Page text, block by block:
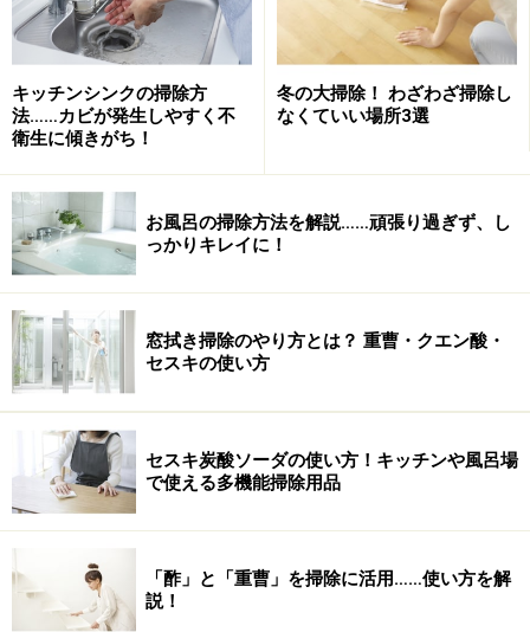
うものです。
インフルエンザウイルスなどよりもはるかにノロウイル
スは強力なので、ただの汚れ物だと思って何も考えずに
洗濯してしまうと、容易にウイルスが洗濯機の中で散っ
て洗濯物に付着して生き残り、家庭内感染の原因になっ
てしまいかねません。
なので、下洗いとしてウイルスを不活化させるためには
「次亜塩素酸ナトリウム」の薄め液に漬けるべきなの
は、既に有名なセオリーですが、そう分かっていても服
が色落ちしてしまう可能性はやはり避けたいですよ
ね……。
じゃあ、代わりに「二酸化塩素」の薄め水に漬けおくべ
きか、はたまた熱攻撃としての煮洗い、スチームアイロ
ンをかける、云々……。
……ノロ対策って、どれもなかなか面倒ですし、そもそも
キッチンシンクの掃除方
法……カビが発生しやすく不
衛生に傾きがち！
冬の大掃除！ わざわざ掃除し
なくていい場所3選
お風呂の掃除方法を解説……頑張り過ぎず、し
っかりキレイに！
窓拭き掃除のやり方とは？ 重曹・クエン酸・
セスキの使い方
セスキ炭酸ソーダの使い方！キッチンや風呂場
で使える多機能掃除用品
「酢」と「重曹」を掃除に活用……使い方を解
説！